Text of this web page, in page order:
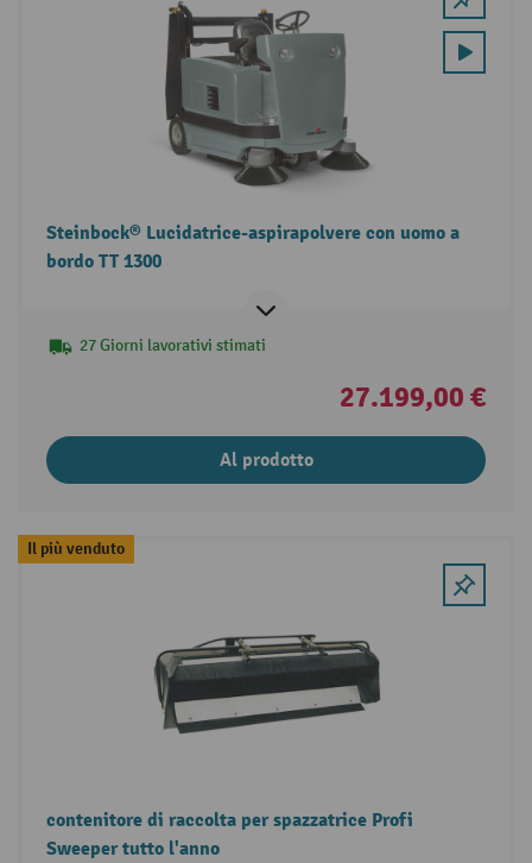
Steinbock® Lucidatrice-aspirapolvere con uomo a
bordo TT 1300
27 Giorni lavorativi stimati
27.199,00 €
Al prodotto
Il più venduto
contenitore di raccolta per spazzatrice Profi
Sweeper tutto l'anno